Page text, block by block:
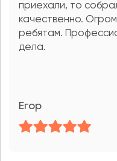
приехали, то
качественно.
ребятам.
дела.
Егор